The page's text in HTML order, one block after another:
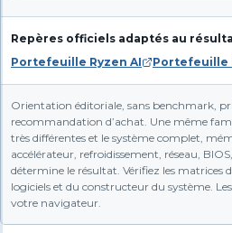
Repères officiels adaptés au
Portefeuille Ryzen AI
Portefeuille
Orientation éditoriale, sans benchmark,
recommandation d’achat. Une même
très différentes et le système complet,
accélérateur, refroidissement, réseau,
détermine le résultat. Vérifiez les matrices
logiciels et du constructeur du système.
votre navigateur.